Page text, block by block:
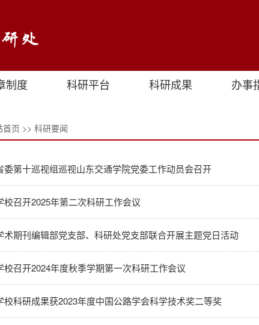
制度 科研平台 科研成果 办事
首页 >> 科研要闻
委第十巡视组巡视山东交通学院党委工作动员会召开
校召开2025年第二次科研工作会议
术期刊编辑部党支部、科研处党支部联合开展主题党日活动
校召开2024年度秋季学期第一次科研工作会议
校科研成果获2023年度中国公路学会科学技术奖二等奖